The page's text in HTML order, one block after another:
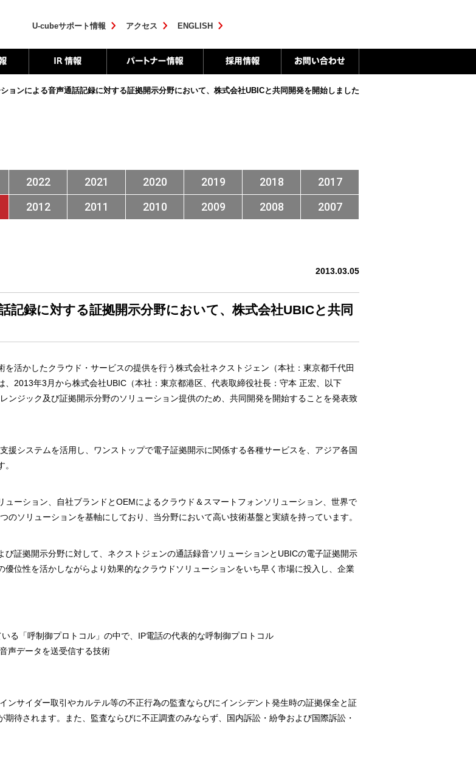
U-cubeサポート情報 アクセス ENGLISH
ョンによる音声通話記録に対する証拠開示分野において、株式会社UBICと共同開発を開始しました
2022 2021 2020 2019 2018
2017
2012 2011 2010 2009 2008
2007
2013.03.05
記録に対する証拠開示分野において、株式会社UBICと共同
活かしたクラウド・サービスの提供を行う株式会社ネクストジェン（本社：東京都千代田
2013年3月から株式会社UBIC（本社：東京都港区、代表取締役社長：守本 正宏、以下
ンジック及び証拠開示分野のソリューション提供のため、共同開発を開始することを発表致
システムを活用し、ワンストップで電子証拠開示に関係する各種サービスを、アジア各国
ーション、自社ブランドとOEMによるクラウド＆スマートフォンソリューション、世界で
のソリューションを基軸にしており、当分野において高い技術基盤と実績を持っています。
証拠開示分野に対して、ネクストジェンの通話録音ソリューションとUBICの電子証拠開示
位性を活かしながらより効果的なクラウドソリューションをいち早く市場に投入し、企業
る「呼制御プロトコル」の中で、IP電話の代表的な呼制御プロトコル
声データを送受信する技術
サイダー取引やカルテル等の不正行為の監査ならびにインシデント発生時の証拠保全と証
待されます。また、監査ならびに不正調査のみならず、国内訴訟・紛争および国際訴訟・